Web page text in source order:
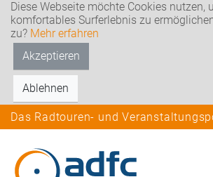
Diese Webseite möchte Cookies nutzen,
komfortables Surferlebnis zu
zu? Mehr erfahren
Akzeptieren
Ablehnen
Das Radtouren- und